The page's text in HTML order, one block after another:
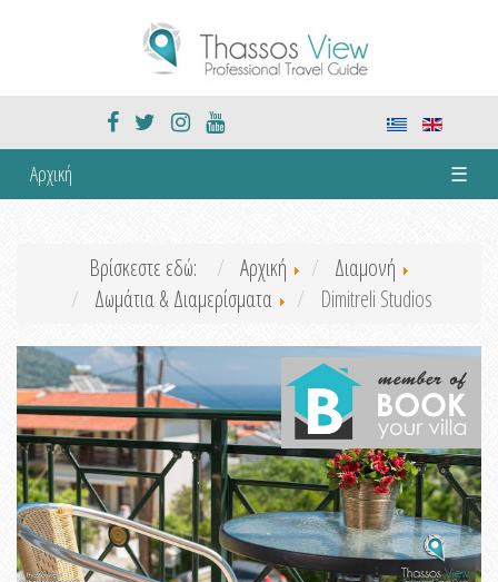
Αρχική ☰
Βρίσκεστε εδώ: Αρχική
Διαμονή
Δωμάτια & Διαμερίσματα
Dimitreli Studios